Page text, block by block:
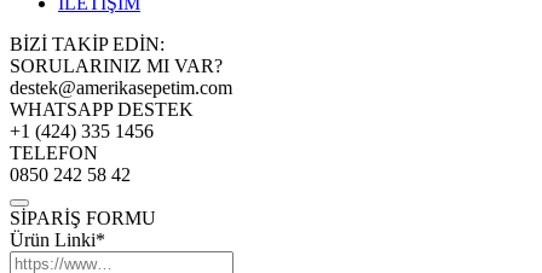
BİZİ TAKİP EDİN:
SORULARINIZ MI VAR?
destek@amerikasepetim.com
WHATSAPP DESTEK
+1 (424) 335 1456
TELEFON
0850 242 58 42
SİPARİŞ FORMU
Ürün Linki*